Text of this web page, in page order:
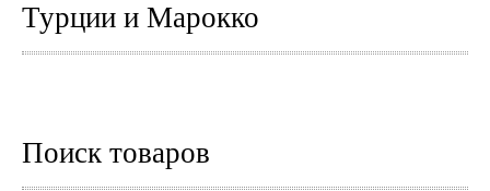
Турции и Марокко
Поиск товаров